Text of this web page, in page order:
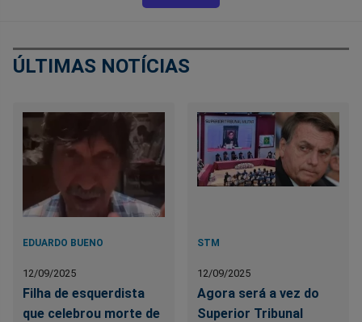
ÚLTIMAS NOTÍCIAS
EDUARDO BUENO
12/09/2025
Filha de esquerdista
que celebrou morte de
STM
12/09/2025
Agora será a vez do
Superior Tribunal